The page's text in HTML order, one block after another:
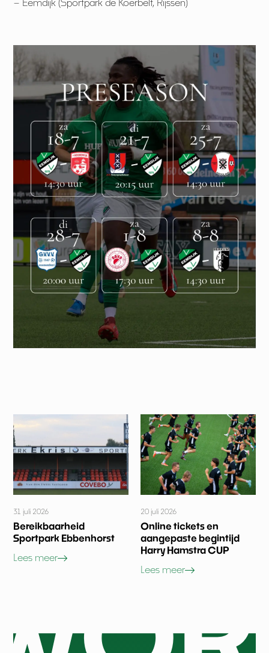
31 juli 2026
Bereikbaarheid
Sportpark Ebbenhorst
Lees meer
20 juli 2026
Online tickets en
aangepaste begintijd
Harry Hamstra CUP
Lees meer